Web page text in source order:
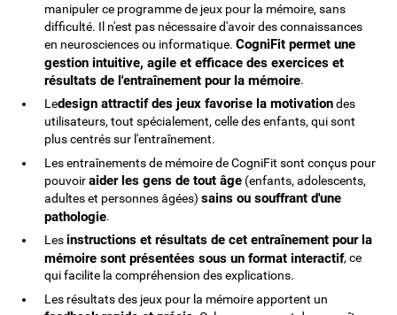
manipuler ce programme de jeux pour la mémoire, sans
difficulté. Il n'est pas nécessaire d'avoir des connaissances
en neurosciences ou informatique.CogniFit permet une
gestion intuitive, agile et efficace des exercices et
résultats de l'entraînement pour la mémoire.
Ledesign attractif des jeux favorise la motivationdes
utilisateurs, tout spécialement, celle des enfants, qui sont
plus centrés sur l'entraînement.
Les entraînements de mémoire de CogniFit sont conçus pour
pouvoiraider les gens de tout âge (enfants, adolescents,
adultes et personnes âgées)sains ou souffrant d'une
pathologie.
Lesinstructions et résultats de cet entraînement pour la
mémoire sont présentées sous un format interactif, ce
qui facilite la compréhension des explications.
Les résultats des jeux pour la mémoire apportent un